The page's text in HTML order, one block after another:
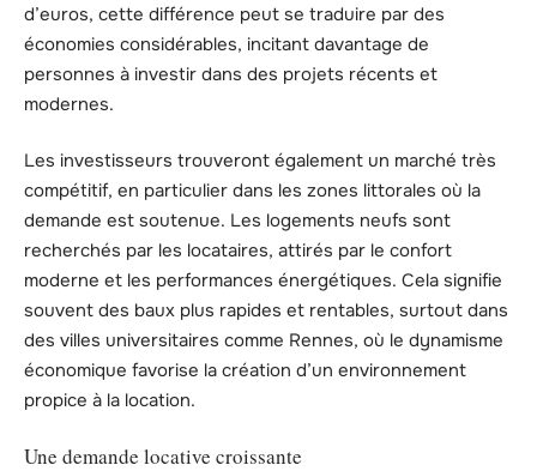
d’euros, cette différence peut se traduire par des
économies considérables, incitant davantage de
personnes à investir dans des projets récents et
modernes.
Les investisseurs trouveront également un marché très
compétitif, en particulier dans les zones littorales où la
demande est soutenue. Les logements neufs sont
recherchés par les locataires, attirés par le confort
moderne et les performances énergétiques. Cela signifie
souvent des baux plus rapides et rentables, surtout dans
des villes universitaires comme Rennes, où le dynamisme
économique favorise la création d’un environnement
propice à la location.
Une demande locative croissante